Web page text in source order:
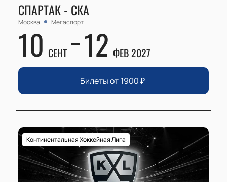
СПАРТАК - СКА
Москва Мегаспорт
10 СЕНТ 12 ФЕВ 2027
Билеты от 1900₽
Континентальная Хоккейная Лига